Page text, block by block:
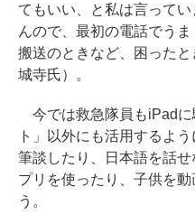
てもいい、と私は言って
んので、最初の電話でう
搬送のときなど、困った
城寺氏）。
今では救急隊員もiPadに
ト」以外にも活用するよ
筆談したり、日本語を話
プリを使ったり、子供を
う。